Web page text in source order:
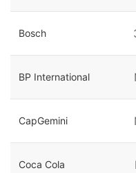
Bosch
BP International
CapGemini
Coca Cola